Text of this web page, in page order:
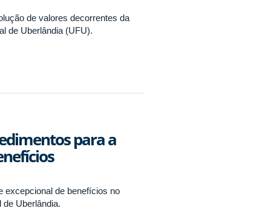
de valores decorrentes da
de Uberlândia (UFU).
para a
excepcional de benefícios no
Uberlândia.